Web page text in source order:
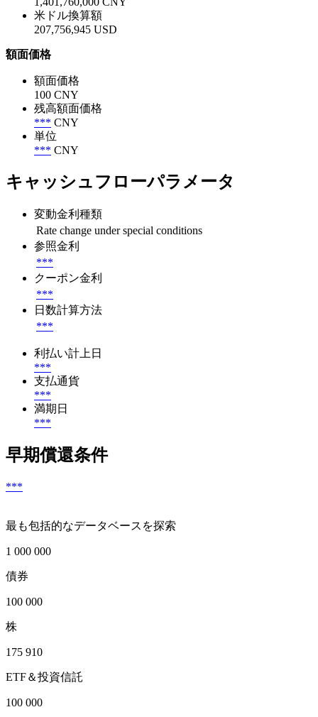
米ドル換算額
207,756,945 USD
額面価格
額面価格
100 CNY
残高額面価格
*** CNY
単位
*** CNY
キャッシュフローパラメータ
変動金利種類
Rate change under special conditions
参照金利
***
クーポン金利
***
日数計算方法
***
利払い計上日
***
支払通貨
***
満期日
***
早期償還条件
***
最も包括的なデータベースを探索
1 000 000
債券
100 000
株
175 910
ETF＆投資信託
100 000